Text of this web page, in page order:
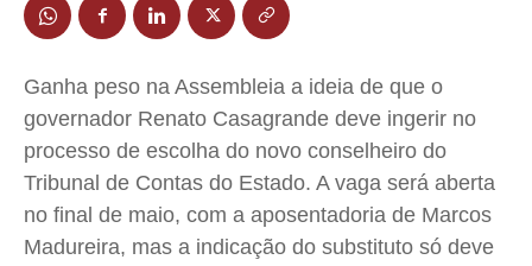
Educação
Meio Ambiente
Saúde
Cidades
Direitos
Economia
Educação
Meio Ambiente
Saúde
Cidades
Direitos
Economia
Educação
Meio Ambiente
Saúde
Cidades
Direitos
Economia
Educação
Meio Ambiente
Saúde
Cidades
Direitos
Economia
Ganha peso na Assembleia a ideia de que o
governador Renato Casagrande deve ingerir no
processo de escolha do novo conselheiro do
Tribunal de Contas do Estado. A vaga será aberta
no final de maio, com a aposentadoria de Marcos
Madureira, mas a indicação do substituto só deve